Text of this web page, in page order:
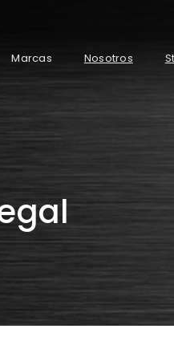
Marcas Nosotros